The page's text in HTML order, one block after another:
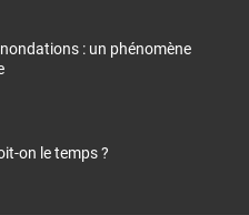
: un phénomène
on le temps ?